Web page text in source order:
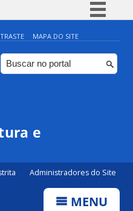
Simplifique!
Comunica BR
Participe
MAPA DO SITE
e
Administradores do Site
MENU